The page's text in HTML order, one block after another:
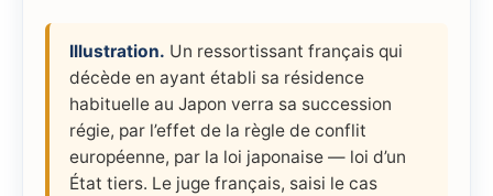
Illustration. Un ressortissant français qui
décède en ayant établi sa résidence
habituelle au Japon verra sa succession
régie, par l’effet de la règle de conflit
européenne, par la loi japonaise — loi d’un
État tiers. Le juge français, saisi le cas